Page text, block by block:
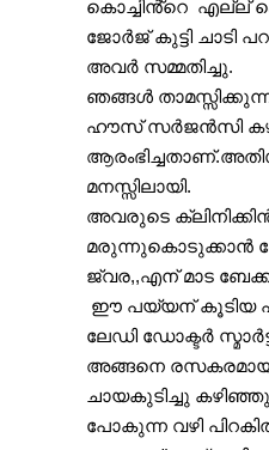
കൊച്ചിൻ്റെ  എല്ല്
അവർ സമ്മതിച്ചു.
ഞങ്ങൾ
ഹൗസ് സർജൻസി
മനസ്സിലായി.
അവരുടെ
മരുന്നുകൊടുക്കാൻ
ജ്വര,,എന് മാട
ഈ പയ്യന് കൂടിയ
ലേഡി ഡോക്ടർ
അങ്ങനെ
ചായകുടിച്ചു
പോകുന്ന വഴി